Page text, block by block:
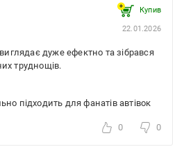
Купив
22.01.2026
дуже ефектно та зібрався
труднощів.
підходить для фанатів автівок
0 0